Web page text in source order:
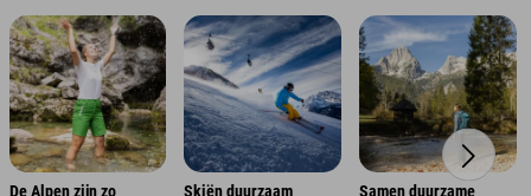
De Alpen zijn zo
Skiën duurzaam
Samen duurzame